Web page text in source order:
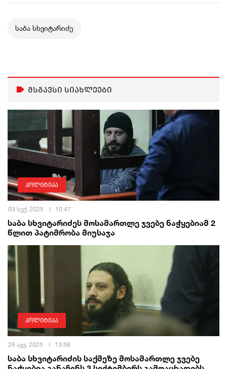
საბა სხვიტარიძე
მსგავსი სიახლეები
პოლიტიკა
03 სექ, 2025 10:47
საბა სხვიტარიძეს მოსამართლე ჯვებე ნაჭყებიამ 2
წლით პატიმრობა მიუსაჯა
პოლიტიკა
26 აგვ, 2025 13:58
საბა სხვიტარიძის საქმეზე მოსამართლე ჯვებე